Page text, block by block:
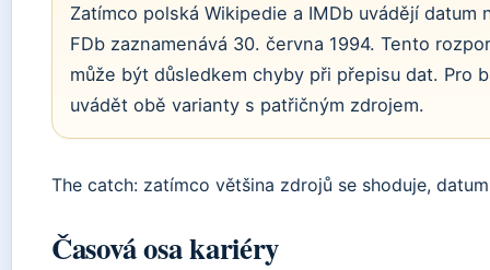
Zatímco polská Wikipedie a IMDb uvádějí datum
FDb zaznamenává 30. června 1994. Tento
může být důsledkem chyby při přepisu dat. Pro
uvádět obě varianty s patřičným zdrojem.
The catch: zatímco většina zdrojů se shoduje,
Časová osa kariéry